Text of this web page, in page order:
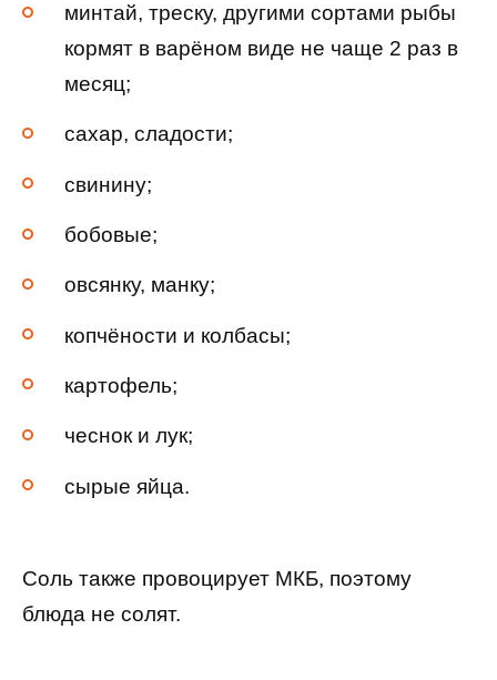
минтай, треску, другими сортами рыбы
кормят в варёном виде не чаще 2 раз в
месяц;
сахар, сладости;
свинину;
бобовые;
овсянку, манку;
копчёности и колбасы;
картофель;
чеснок и лук;
сырые яйца.
Соль также провоцирует МКБ, поэтому
блюда не солят.